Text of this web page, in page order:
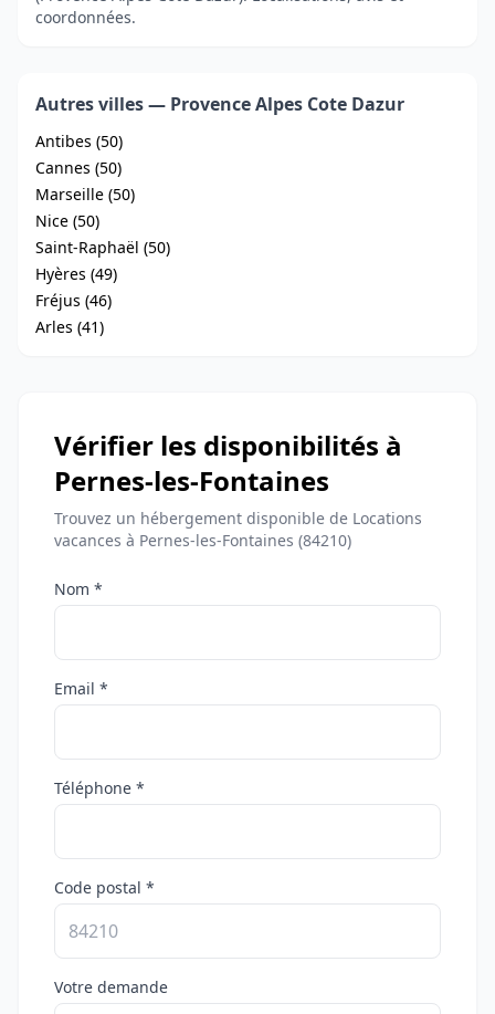
coordonnées.
Autres villes — Provence Alpes Cote Dazur
Antibes (50)
Cannes (50)
Marseille (50)
Nice (50)
Saint-Raphaël (50)
Hyères (49)
Fréjus (46)
Arles (41)
Vérifier les disponibilités à
Pernes-les-Fontaines
Trouvez un hébergement disponible de Locations
vacances à Pernes-les-Fontaines (84210)
Nom *
Email *
Téléphone *
Code postal *
Votre demande